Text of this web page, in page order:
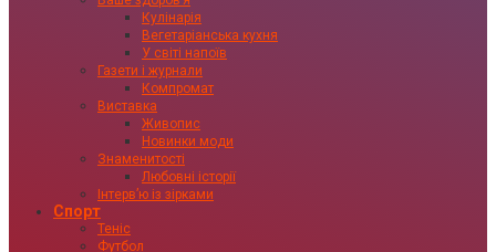
Кулінарія
Вегетаріанська кухня
У світі напоїв
Газети і журнали
Компромат
Виставка
Живопис
Новинки моди
Знаменитості
Любовні історії
Інтервʼю із зірками
Спорт
Теніс
Футбол